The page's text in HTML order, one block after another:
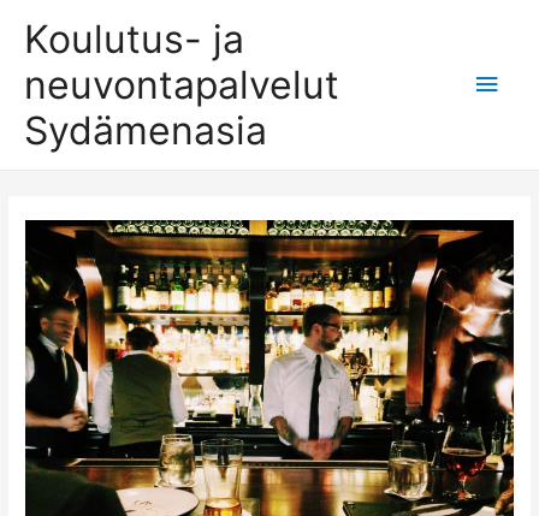
Koulutus- ja
neuvontapalvelut
Sydämenasia